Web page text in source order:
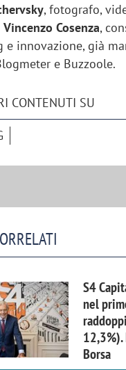
, fotografo,
Vincenzo Cosenza,
e innovazione, già
e Buzzoole.
CONTENUTI SU
S4
nel
Borsa